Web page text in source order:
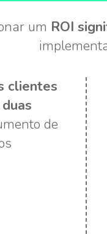
um ROI
clientes
de